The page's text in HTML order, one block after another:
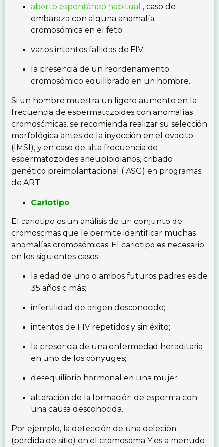
aborto espontáneo habitual , caso de
embarazo con alguna anomalía
cromosómica en el feto;
varios intentos fallidos de FIV;
la presencia de un reordenamiento
cromosómico equilibrado en un hombre.
Si un hombre muestra un ligero aumento en la
frecuencia de espermatozoides con anomalías
cromosómicas, se recomienda realizar su selección
morfológica antes de la inyección en el ovocito
(IMSI), y en caso de alta frecuencia de
espermatozoides aneuploidianos, cribado
genético preimplantacional ( ASG) en programas
de ART.
Cariotipo
El cariotipo es un análisis de un conjunto de
cromosomas que le permite identificar muchas
anomalías cromosómicas. El cariotipo es necesario
en los siguientes casos:
la edad de uno o ambos futuros padres es de
35 años o más;
infertilidad de origen desconocido;
intentos de FIV repetidos y sin éxito;
la presencia de una enfermedad hereditaria
en uno de los cónyuges;
desequilibrio hormonal en una mujer;
alteración de la formación de esperma con
una causa desconocida.
Por ejemplo, la detección de una deleción
(pérdida de sitio) en el cromosoma Y es a menudo